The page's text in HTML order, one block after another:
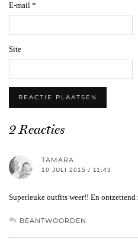
E-mail *
Site
2 Reacties
TAMARA
10 JULI 2015 / 11:43
Superleuke outfits weer!! En
BEANTWOORDEN